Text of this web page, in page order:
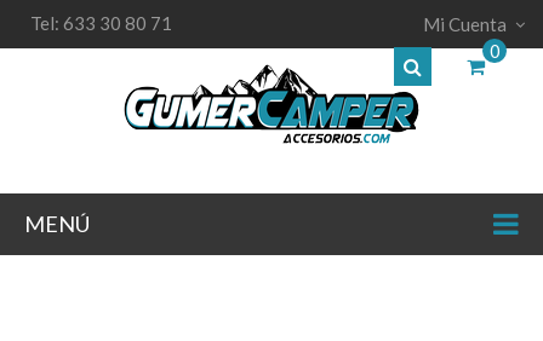
Tel: 633 30 80 71
Mi Cuenta
0
MENÚ